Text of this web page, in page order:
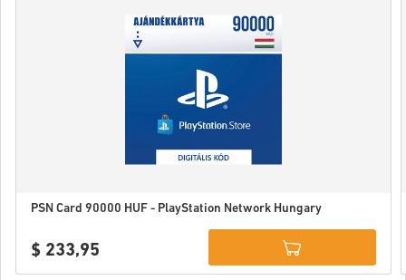
PSN Card 90000 HUF - PlayStation Network Hungary
$ 233,95